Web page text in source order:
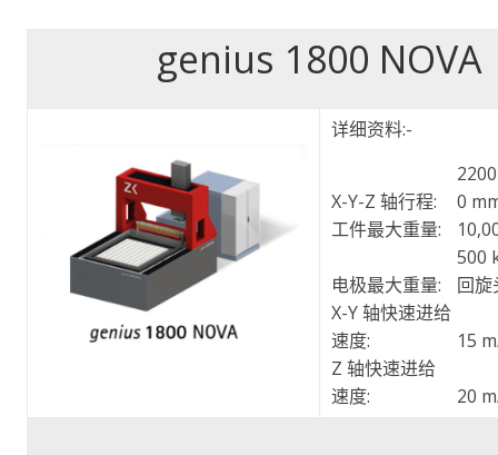
genius 1800 NOVA
详细资料:-
X-Y-Z 轴行程:
0
工件最大重量:
电极最大重量:
500
回旋
X-Y 轴快速进给
速度:
15
Z 轴快速进给
速度:
20